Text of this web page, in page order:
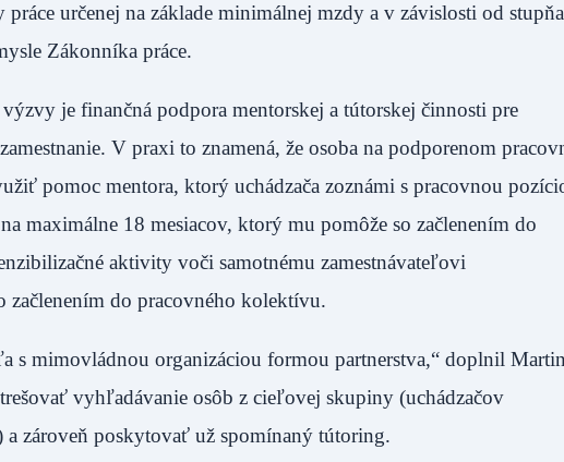
určenej na základe minimálnej mzdy a v závislosti od stupňa
Zákonníka práce.
je finančná podpora mentorskej a tútorskej činnosti pre
V praxi to znamená, že osoba na podporenom
pomoc mentora, ktorý uchádzača zoznámi s pracovnou
maximálne 18 mesiacov, ktorý mu pomôže so začlenením do
aktivity voči samotnému zamestnávateľovi
začlenením do pracovného kolektívu.
s mimovládnou organizáciou formou partnerstva,“ doplnil Martin
vyhľadávanie osôb z cieľovej skupiny (uchádzačov
a zároveň poskytovať už spomínaný tútoring.